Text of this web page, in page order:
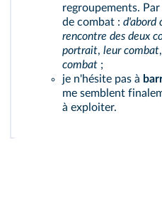
regroupements.
de combat : d'abord
rencontre des deux
portrait, leur combat,
combat ;
je n'hésite pas à
me semblent
à exploiter.